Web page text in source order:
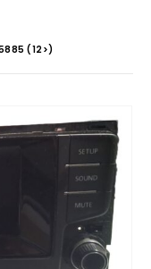
(12>)